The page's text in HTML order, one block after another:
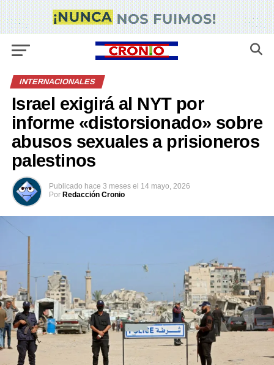
INTERNACIONALES
Israel exigirá al NYT por
informe «distorsionado» sobre
abusos sexuales a prisioneros
palestinos
Publicado hace 3 meses el 14 mayo, 2026
Por Redacción Cronio